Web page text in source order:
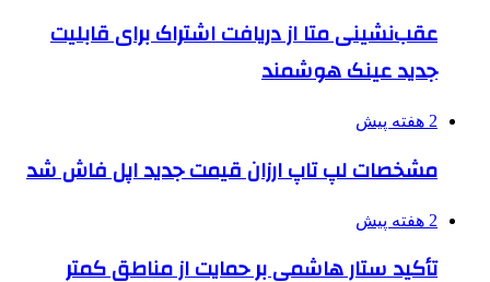
عقب‌نشینی متا از دریافت اشتراک برای قابلیت
جدید عینک هوشمند
2 هفته پیش
مشخصات لپ تاپ ارزان قیمت جدید اپل فاش شد
2 هفته پیش
تأکید ستار هاشمی بر حمایت از مناطق کمتر